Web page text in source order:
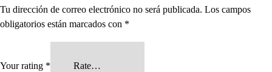
Tu dirección de correo electrónico no será publicada. Los campos
obligatorios están marcados con *
Your rating *